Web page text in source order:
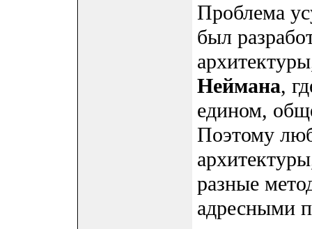
Проблема
был
Неймана,
едином,
Поэтому
разные
адресными